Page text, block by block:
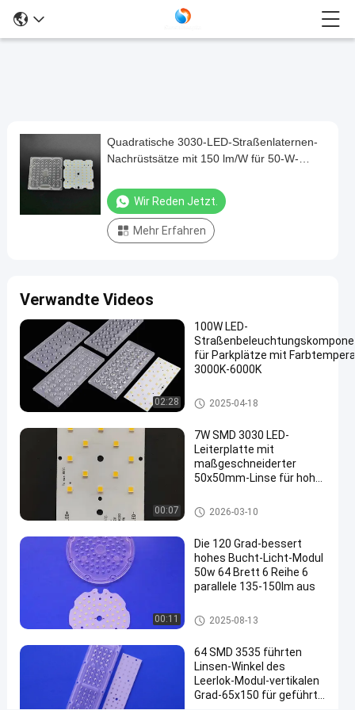
Quadratische
3030-
LED-
Straßenlaternen-
Nachrüstsätze
lm/W
für
50-
W-
Tunnelbeleuchtung
Straßenlaterne-
Ausrüstungen
2026-
2814
Ansichten
StraßenlaterneUmbau
#
geführte
Umbauausrüstungen
geführte
Umbaulichtausrüstung
Q
Quadratische 3030-LED-Straßenlaternen-
Nachrüstsätze mit 150 lm/W für 50-W-
Wir Reden Jetzt.
Mehr Erfahren
Verwandte Videos
02:28
100W LED-
für Parkplätze mit
3000K-6000K
LED-Straßenlaterne-Komponenten
2025-04-18
00:07
7W SMD 3030 LED-
Leiterplatte mit
maßgeschneiderter
50x50mm-Linse für hohe
LED-Straßenlaterne-Modul
2026-03-10
00:11
Die 120 Grad-bessert
hohes Bucht-Licht-Modul
50w 64 Brett 6 Reihe 6
parallele 135-150lm aus
LED-Straßenlaterne-Modul
2025-08-13
64 SMD 3535 führten
Linsen-Winkel des
Leerlok-Modul-vertikalen
Grad-65x150 für geführte